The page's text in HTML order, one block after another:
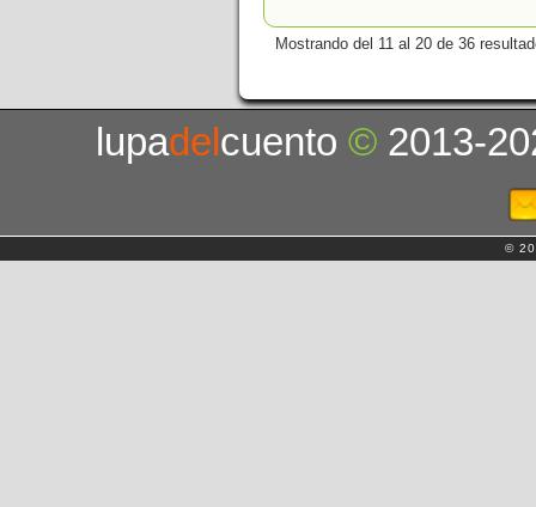
Mostrando del 11 al 20 de 36
lupadelcuento© 2013-
©